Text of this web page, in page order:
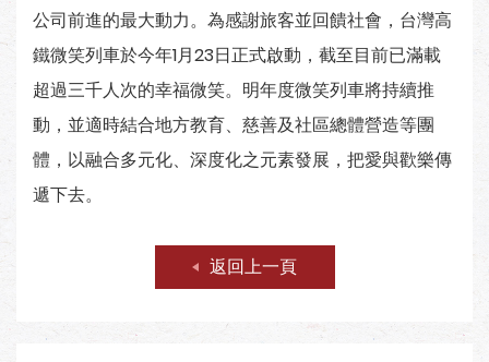
公司前進的最大動力。為感謝旅客並回饋社會，台灣高
鐵微笑列車於今年1月23日正式啟動，截至目前已滿載
超過三千人次的幸福微笑。明年度微笑列車將持續推
動，並適時結合地方教育、慈善及社區總體營造等團
體，以融合多元化、深度化之元素發展，把愛與歡樂傳
遞下去。
返回上一頁